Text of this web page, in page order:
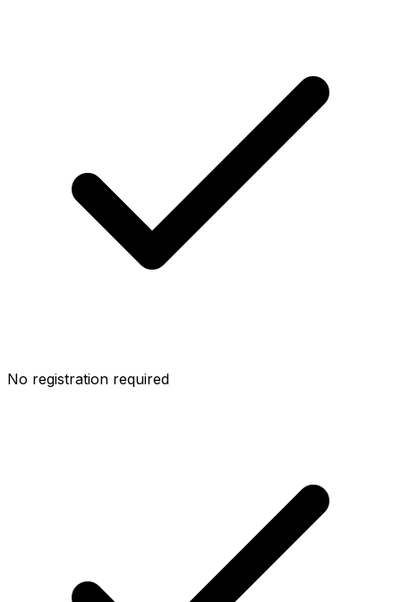
No registration required